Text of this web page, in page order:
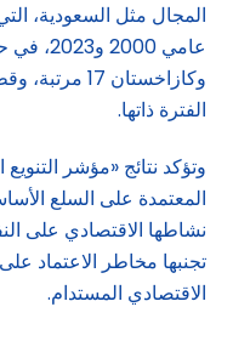
الفترة ذاتها.
المعتمدة على السلع
نشاطها الاقتصادي على
تجنبها مخاطر الاعتماد
الاقتصادي المستدام.